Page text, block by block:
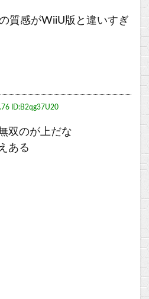
質感がWiiU版と違いすぎ
ID:B2qg37U20
双のが上だな
ある